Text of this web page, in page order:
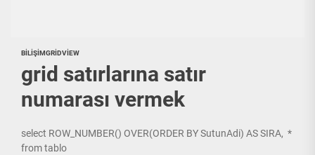
BILIŞIMGRIDVIEW
grid satırlarına satır
numarası vermek
select ROW_NUMBER() OVER(ORDER BY SutunAdi) AS SIRA, *
from tablo